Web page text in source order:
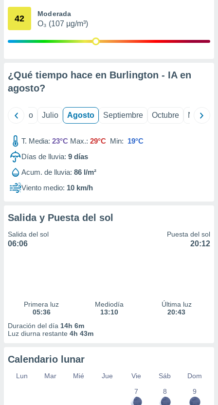
mediante
publicidad
1199
42 Moderada
O₃ (107 µg/m³)
¿Qué tiempo hace en Burlington - IA en
agosto?
Junio Julio Agosto Septiembre Octubre
T. Media: 23°C Max.: 29°C Min: 19°C
Días de lluvia: 9 días
Acum. de lluvia: 86 l/m²
Viento medio: 10 km/h
Salida y Puesta del sol
Salida del sol
06:06
Puesta del sol
20:12
Primera luz
05:36
Mediodía
13:10
Última luz
20:43
Duración del día 14h 6m
Luz diurna restante 4h 43m
Calendario lunar
Lun Mar Mié Jue Vie Sáb
Dom
7
8 9